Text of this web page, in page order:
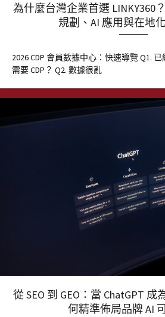
為什麼台灣企業首選 LINKY360
規劃、AI 應用與在地
2026 CDP 會員數據中心：快速導覽 Q1.
需要 CDP？ Q2. 數據很亂
從 SEO 到 GEO：當 ChatGPT
何精準佈局品牌 AI